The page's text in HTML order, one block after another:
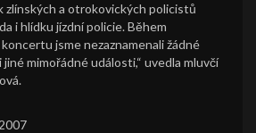
zlínských a otrokovických policistů
i hlídku jízdní policie. Během
jsme nezaznamenali žádné
mimořádné události,“ uvedla mluvčí